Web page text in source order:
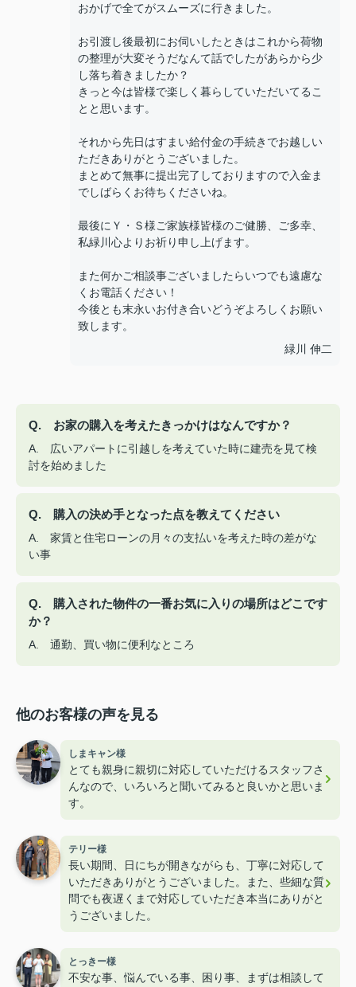
おかげで全てがスムーズに行きました。
お引渡し後最初にお伺いしたときはこれから荷物
の整理が大変そうだなんて話でしたがあらから少
し落ち着きましたか？
きっと今は皆様で楽しく暮らしていただいてるこ
とと思います。
それから先日はすまい給付金の手続きでお越しい
ただきありがとうございました。
まとめて無事に提出完了しておりますので入金ま
でしばらくお待ちくださいね。
最後にＹ・Ｓ様ご家族様皆様のご健勝、ご多幸、
私緑川心よりお祈り申し上げます。
また何かご相談事ございましたらいつでも遠慮な
くお電話ください！
今後とも末永いお付き合いどうぞよろしくお願い
致します。
緑川 伸二
Q. お家の購入を考えたきっかけはなんですか？
A. 広いアパートに引越しを考えていた時に建売を見て検
討を始めました
Q. 購入の決め手となった点を教えてください
A. 家賃と住宅ローンの月々の支払いを考えた時の差がな
い事
Q. 購入された物件の一番お気に入りの場所はどこです
か？
A. 通勤、買い物に便利なところ
他のお客様の声を見る
しまキャン様
とても親身に親切に対応していただけるスタッフさ
んなので、いろいろと聞いてみると良いかと思いま
す。
テリー様
長い期間、日にちが開きながらも、丁寧に対応して
いただきありがとうございました。また、些細な質
問でも夜遅くまで対応していただき本当にありがと
うございました。
とっきー様
不安な事、悩んでいる事、困り事、まずは相談して